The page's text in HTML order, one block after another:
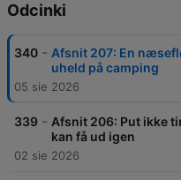
Odcinki
340 - Afsnit 207: En
uheld på camping
05 sie 2026
339 - Afsnit 206: Put ikke
kan få ud igen
02 sie 2026